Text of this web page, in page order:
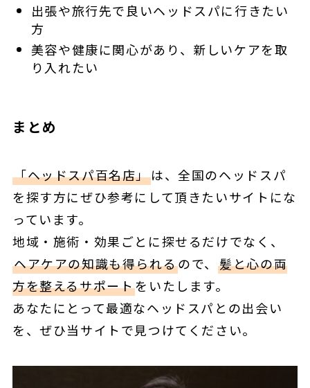
出張や旅行先で良いヘッドスパに行きたい
方
美容や健康に関心があり、新しいケアを取
り入れたい
まとめ
「ヘッドスパ百名店」は、全国のヘッドスパ
を探す方にぜひ参考にして頂きたいサイトにな
っています。
地域・施術・効果ごとに探せるだけでなく、
ヘアケアの知識も得られるので、髪と心の両
方を整えるサポートをいたします。
あなたにとって最適なヘッドスパとの出会い
を、ぜひ当サイトで見つけてください。